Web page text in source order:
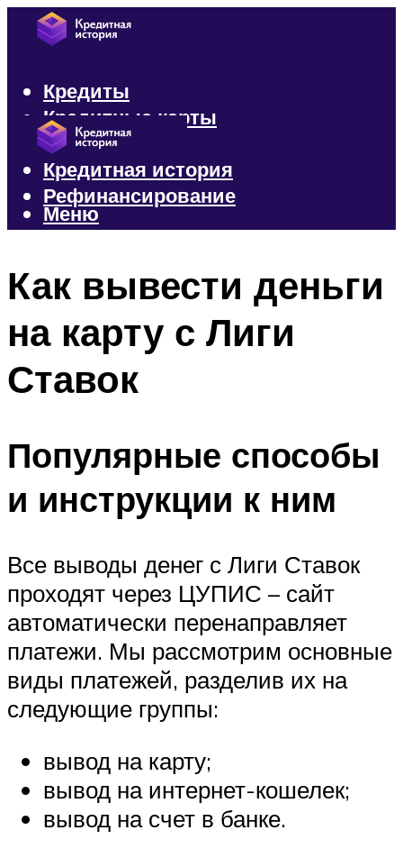
Кредиты
Кредитные карты
Микрозаймы
Кредитная история
Рефинансирование
Меню
Как вывести деньги
на карту с Лиги
Ставок
Популярные способы
и инструкции к ним
Все выводы денег с Лиги Ставок
проходят через ЦУПИС – сайт
автоматически перенаправляет
платежи. Мы рассмотрим основные
виды платежей, разделив их на
следующие группы:
вывод на карту;
вывод на интернет-кошелек;
вывод на счет в банке.